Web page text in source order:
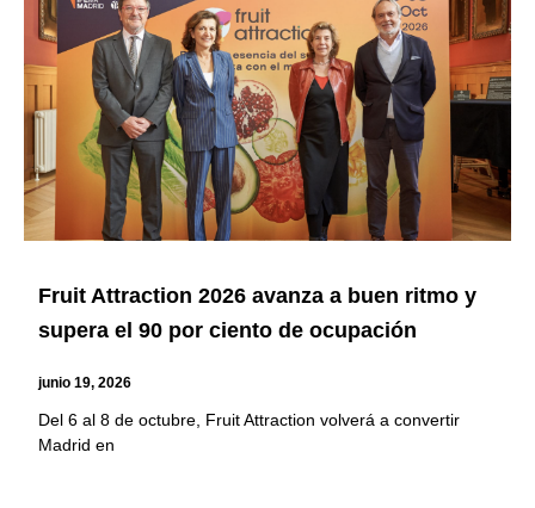
Fruit Attraction 2026 avanza a buen ritmo y
supera el 90 por ciento de ocupación
junio 19, 2026
Del 6 al 8 de octubre, Fruit Attraction volverá a convertir
Madrid en
PagePagePagePage Page